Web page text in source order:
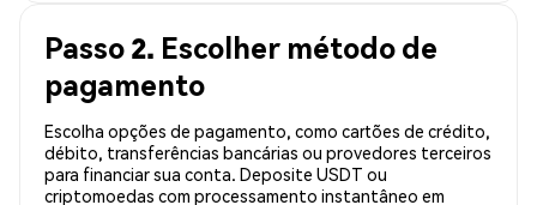
Passo 2. Escolher método de
pagamento
Escolha opções de pagamento, como cartões de crédito,
débito, transferências bancárias ou provedores terceiros
para financiar sua conta. Deposite USDT ou
criptomoedas com processamento instantâneo em